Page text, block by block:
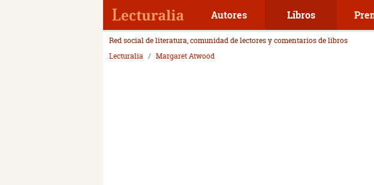
Autores Libros
Red social de literatura, comunidad de lectores y comentarios de libros
Lecturalia
Margaret Atwood